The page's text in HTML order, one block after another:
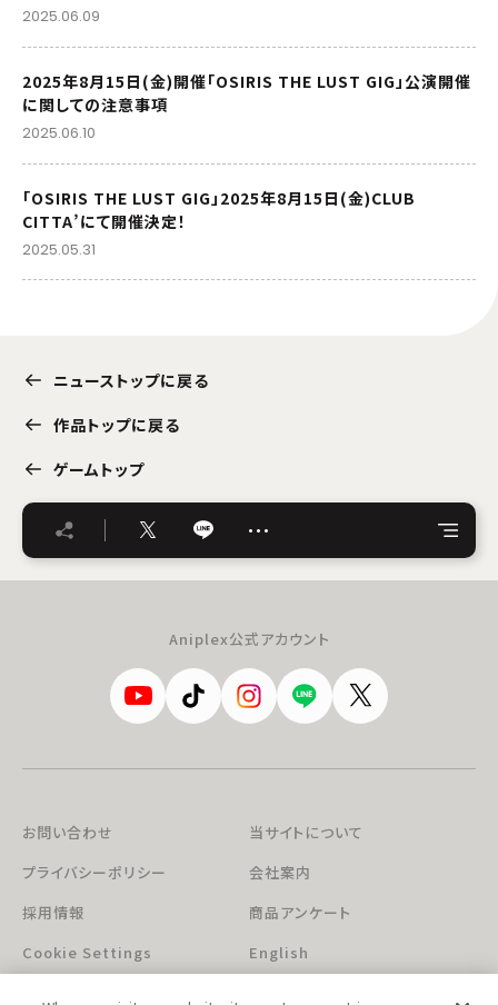
2025.06.09
2025年8月15日(金)開催「OSIRIS THE LUST GIG」公演開催
に関しての注意事項
2025.06.10
「OSIRIS THE LUST GIG」2025年8月15日(金)CLUB
CITTA’にて開催決定！
2025.05.31
ニューストップに戻る
作品トップに戻る
ゲームトップ
…
Aniplex公式アカウント
お問い合わせ
当サイトについて
プライバシーポリシー
会社案内
採用情報
商品アンケート
Cookie Settings
English